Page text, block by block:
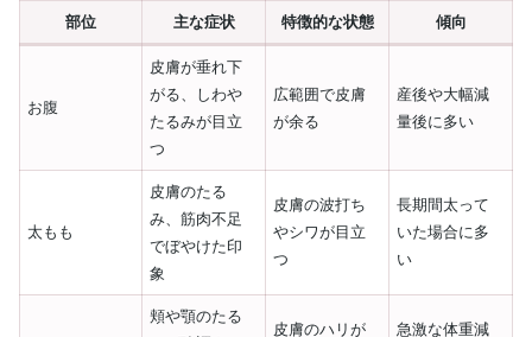
部位 主な症状 特徴的な状態 傾向
お腹
皮膚が垂れ下
がる、しわや
たるみが目立
つ
広範囲で皮膚
が余る
産後や大幅減
量後に多い
太もも
皮膚のたる
み、筋肉不足
でぼやけた印
象
皮膚の波打ち
やシワが目立
つ
長期間太って
いた場合に多
い
頬や顎のたる
皮膚のハリが
急激な体重減